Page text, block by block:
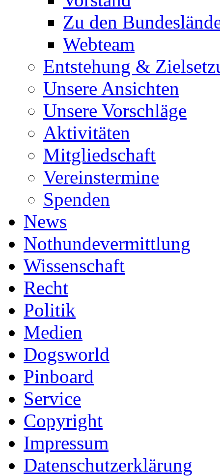
Zu den
Webteam
Entstehung &
Unsere Ansichten
Unsere Vorschläge
Aktivitäten
Mitgliedschaft
Vereinstermine
Spenden
News
Nothundevermittlung
Wissenschaft
Recht
Politik
Medien
Dogsworld
Pinboard
Service
Copyright
Impressum
Datenschutzerklärung